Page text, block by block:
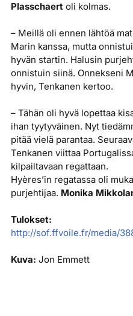
Plasschaertoli kolmas.
– Meillä oli ennen lähtöä
Marin kanssa, mutta
hyvän startin. Halusin
onnistuin siinä. Onnekseni
hyvin, Tenkanen kertoo.
– Tähän oli hyvä lopettaa
ihan tyytyväinen. Nyt
pitää vielä parantaa.
Tenkanen viittaa
kilpailtavaan regattaan.
Hyères’in regatassa oli
purjehtijaa. Monika
Tulokset:
http://sof.ffvoile.fr/media/
Kuva: Jon Emmett